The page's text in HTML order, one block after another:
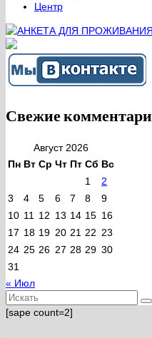
Центр
Свежие
Август 2026
Пн Вт Ср Чт Пт Сб Вс
1
2
3
4 5 6 7 8
9
10 11 12 13 14 15 16
17 18 19 20 21 22 23
24 25 26 27 28 29 30
31
« Июл
Искать:
[sape count=2]